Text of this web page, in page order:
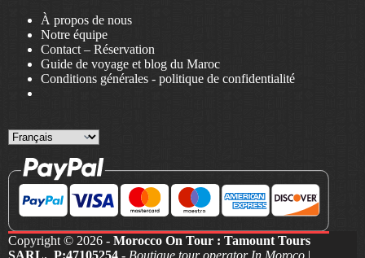
À propos de nous
Notre équipe
Contact – Réservation
Guide de voyage et blog du Maroc
Conditions générales - politique de confidentialité
Choose
a
language
Copyright © 2026 - Morocco On Tour : Tamount Tours
SARL. P:47105254 - Boutique tour operator In Moroco |